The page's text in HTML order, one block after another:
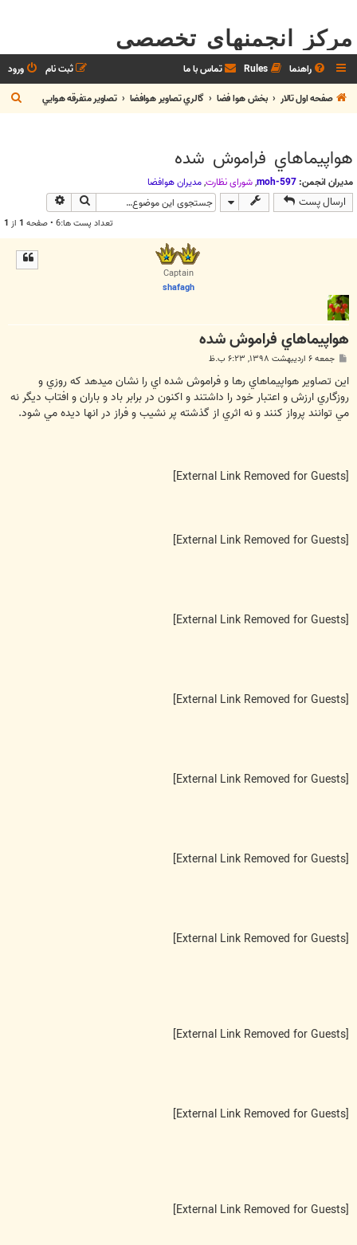
مرکز انجمنهای تخصصی
راهنما Rules تماس با ما ورود
ثبت نام
صفحه اول تالار
بخش هوا فضا گالري تصاوير هوافضا تصاوير متفرقه هوايي
س
هواپيماهاي فراموش شده
مدیران انجمن: moh-597
,شوراي نظارت,مديران هوافضا
ارسال پست جستجو
تعداد پست ها:6 • صفحه 1 از 1
Captain
shafagh
هواپيماهاي فراموش شده
ت
جمعه ۶ اردیبهشت ۱۳۹۸, ۶:۲۳ ب.ظ
اين تصاوير هواپيماهاي رها و فراموش شده اي را نشان ميدهد كه روزي و
روزگاري ارزش و اعتبار خود را داشتند و اكنون در برابر باد و باران و افتاب ديگر نه
مي توانند پرواز كنند و نه اثري از گذشته پر نشيب و فراز در انها ديده مي شود.
[External Link Removed for Guests]
[External Link Removed for Guests]
[External Link Removed for Guests]
[External Link Removed for Guests]
[External Link Removed for Guests]
[External Link Removed for Guests]
[External Link Removed for Guests]
[External Link Removed for Guests]
[External Link Removed for Guests]
[External Link Removed for Guests]